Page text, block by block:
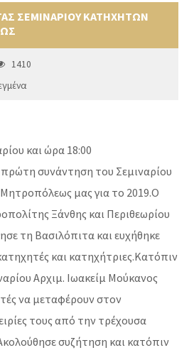
ΣΕΜΙΝΑΡΙΟΥ ΚΑΤΗΧΗΤΩΝ
1410
και ώρα 18:00
συνάντηση του Σεμιναρίου
μας για το 2019.Ο
Ξάνθης και Περιθεωρίου
τη Βασιλόπιτα και ευχήθηκε
και κατηχήτριες.Κατόπιν
Αρχιμ. Ιωακείμ Μούκανος
να μεταφέρουν στον
τους από την τρέχουσα
συζήτηση και κατόπιν